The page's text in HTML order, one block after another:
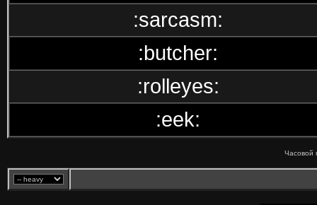
:sarcasm:
:butcher:
:rolleyes:
:eek:
Часовой